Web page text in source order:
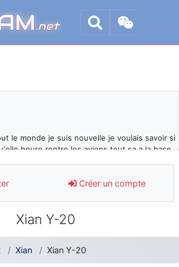
.net
le monde je suis nouvelle je voulais savoir si
heure rentre les avions tout sa a la base
les quelques blocages du site ces derniers
contre le spam et les bots trop nocifs
bannière
avion@,._,+ > lesquels ? je ne suis pas sûr de
Créer un compte
Xian Y-20
Xian Xian Y-20